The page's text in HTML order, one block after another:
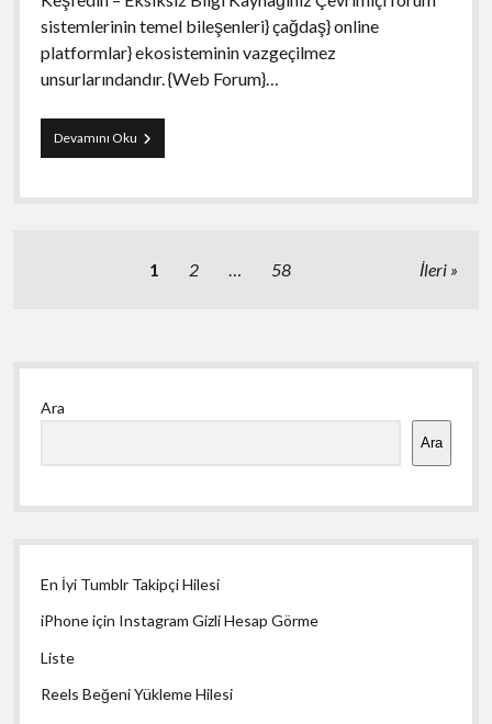
sistemlerinin temel bileşenleri} çağdaş} online
platformlar} ekosisteminin vazgeçilmez
unsurlarındandır. {Web Forum}…
Devamını OkuWeb
Forum
1 2 58 İleri
Yan
Menü
Ara
Ara
En İyi Tumblr Takipçi Hilesi
iPhone için Instagram Gizli Hesap Görme
Liste
Reels Beğeni Yükleme Hilesi